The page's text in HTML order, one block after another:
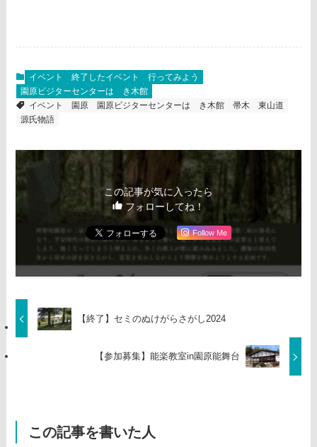
イベント 終了したイベント
行ってみよう
園原ビジターセンターはゝき木館
イベント
園原 園原ビジターセンターはゝき木館 帚木
東山道
源氏物語
この記事が気に入ったら
フォローしてね！
Follow Me
【終了】セミのぬけがらさがし2024
【参加募集】能楽教室in園原能舞台
この記事を書いた人